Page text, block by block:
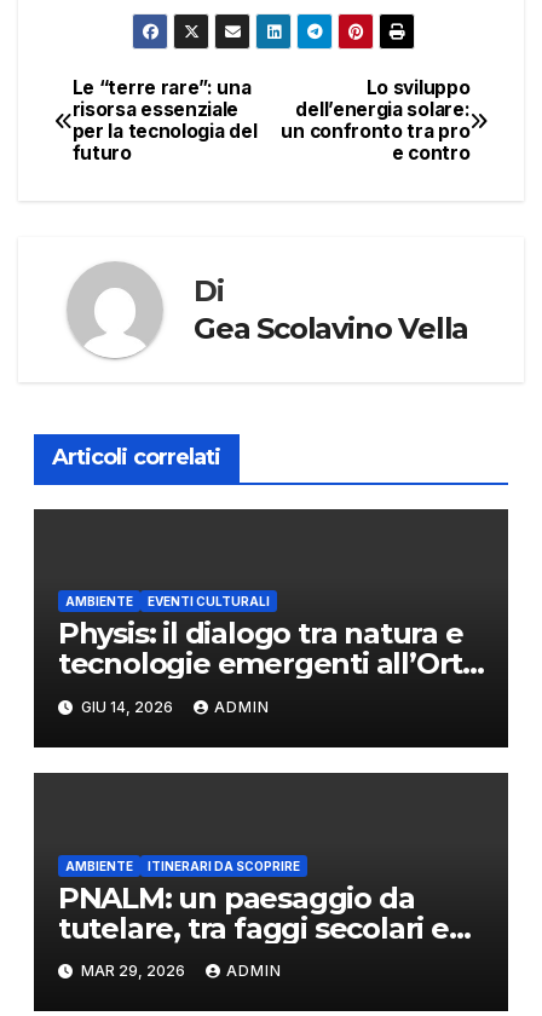
Navigazione
articoli
Lo sviluppo
dell’energia solare:
un confronto tra pro
e contro
Le “terre rare”: una
risorsa essenziale
per la tecnologia del
futuro
Di
Gea Scolavino Vella
Articoli correlati
AMBIENTE EVENTI CULTURALI
Physis: il dialogo tra natura e
tecnologie emergenti all’Orto
Botanico di Napoli
GIU 14, 2026 ADMIN
AMBIENTE ITINERARI DA SCOPRIRE
PNALM: un paesaggio da
tutelare, tra faggi secolari e
lupi appenninici
MAR 29, 2026 ADMIN